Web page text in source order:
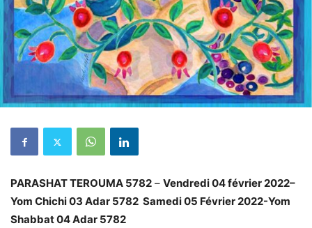
PARASHAT TEROUMA 5782 – Vendredi 04 février 2022–
Yom Chichi 03 Adar 5782 Samedi 05 Février 2022-Yom
Shabbat 04 Adar 5782